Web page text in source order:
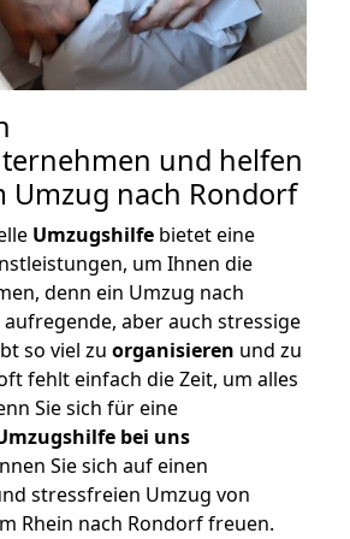
und helfen
Umzug nach Rondorf
Umzugshilfe bietet eine
um Ihnen die
denn ein Umzug nach
aber auch stressige
so viel zu organisieren und zu
fehlt einfach die Zeit, um alles
Sie sich für eine
bei uns
Sie sich auf einen
stressfreien Umzug von
Rhein nach Rondorf freuen.